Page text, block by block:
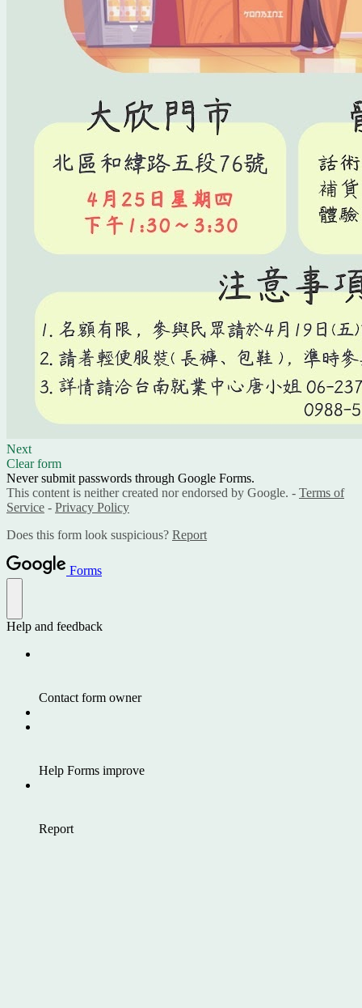
Next
Clear form
Never submit passwords through Google Forms.
This content is neither created nor endorsed by Google. - Terms of
Service - Privacy Policy
Does this form look suspicious? Report
Forms
Help and feedback
Contact form owner
Help Forms improve
Report